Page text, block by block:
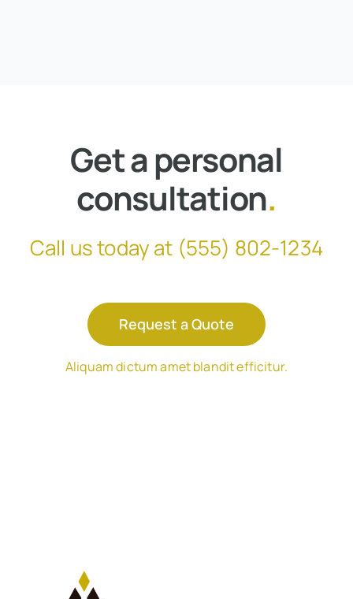
Get a personal
consultation.
Call us today at (555) 802-1234
Request a Quote
Aliquam dictum amet blandit efficitur.